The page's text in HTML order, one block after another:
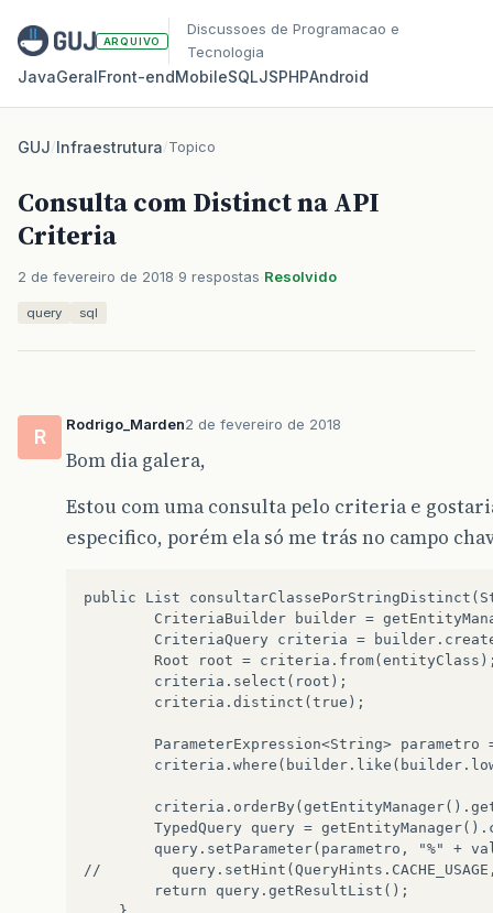
ARQUIVO
Discussoes de Programacao e
Tecnologia
JavaGeralFront‑endMobileSQLJSPHPAndroid
GUJ/Infraestrutura/Topico
Consulta com Distinct na API
Criteria
2 de fevereiro de 2018 9 respostas Resolvido
query sql
R
Rodrigo_Marden2 de fevereiro de 2018
Bom dia galera,
Estou com uma consulta pelo criteria e
especifico, porém ela só me trás no campo
public List
CriteriaBuilder builder =
CriteriaQuery criteria =
Root root =
        criteria.select(root);
        criteria.distinct(true);
ParameterExpression<String> parametro
TypedQuery query =
query.setParameter(parametro, "%" +
//        query.setHint(QueryHints.CACHE_USAGE,
        return query.getResultList();